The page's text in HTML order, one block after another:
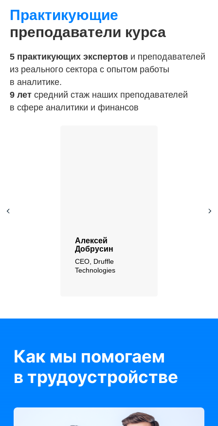
Практикующие
преподаватели курса
5 практикующих экспертов и преподавателей
из реального сектора с опытом работы
в аналитике.
9 лет средний стаж наших преподавателей
в сфере аналитики и финансов
Алексей
Добрусин
CEO, Druffle
Technologies